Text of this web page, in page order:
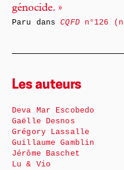
génocide. »
Paru dansCQFDn°126
Les auteurs
Deva Mar Escobedo
Gaëlle Desnos
Grégory Lassalle
Guillaume Gamblin
Jérôme Baschet
Lu & Vio